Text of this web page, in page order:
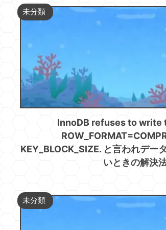
未分類
InnoDB refuses to write
KEY_BLOCK_SIZE. と言われデー
いときの解決
未分類